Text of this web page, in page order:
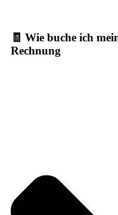
🧾 Wie buche ich
Rechnung